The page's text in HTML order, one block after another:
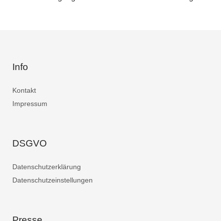
Info
Kontakt
Impressum
DSGVO
Datenschutzerklärung
Datenschutzeinstellungen